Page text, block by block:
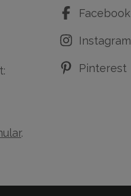
.
Facebook
Instagram
Pinterest